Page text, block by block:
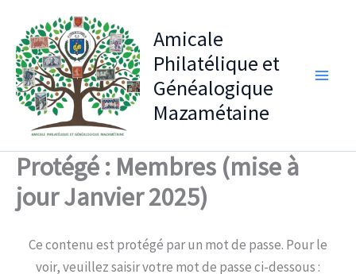
contenu
Amicale
Philatélique et
Généalogique
Mazamétaine
Protégé : Membres (mise à
jour Janvier 2025)
Ce contenu est protégé par un mot de passe. Pour le
voir, veuillez saisir votre mot de passe ci-dessous :